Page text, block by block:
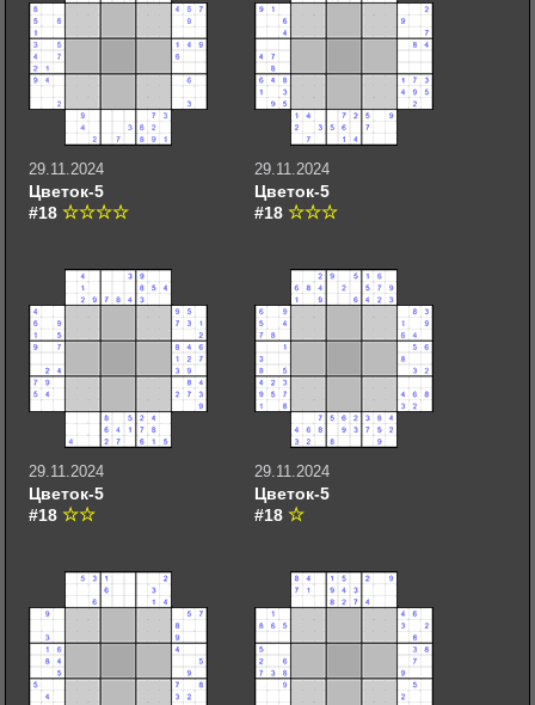
29.11.2024
Цветок-5
#18
29.11.2024
Цветок-5
#18
29.11.2024
Цветок-5
#18
29.11.2024
Цветок-5
#18